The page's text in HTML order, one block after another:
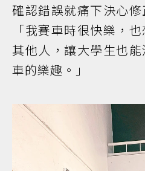
確認錯誤就痛下決心修
「我賽車時很快樂，
其他人，讓大學生也
車的樂趣。」